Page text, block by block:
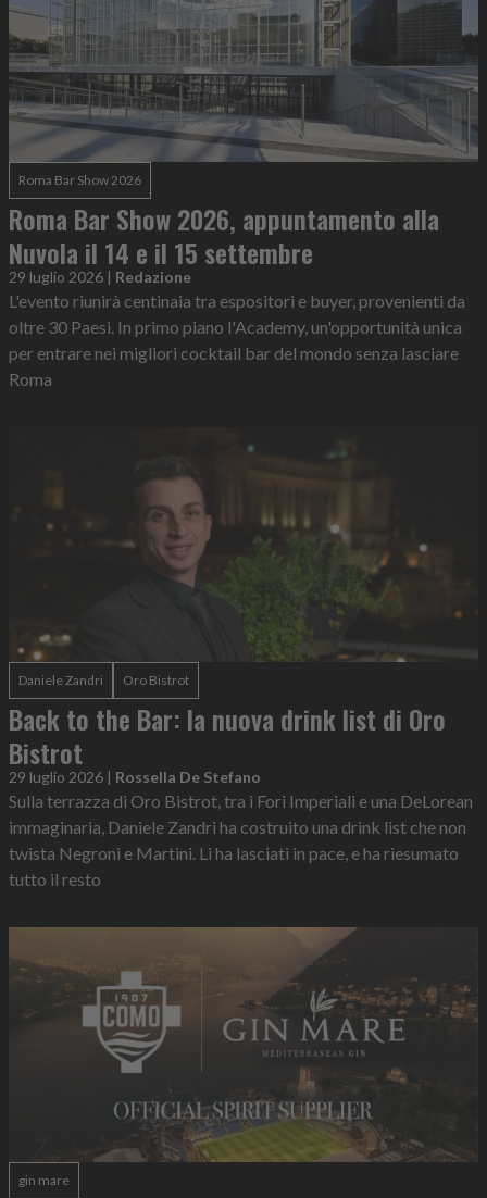
Roma Bar Show 2026
Roma Bar Show 2026, appuntamento alla
Nuvola il 14 e il 15 settembre
29 luglio 2026 | Redazione
L'evento riunirà centinaia tra espositori e buyer, provenienti da
oltre 30 Paesi. In primo piano l'Academy, un'opportunità unica
per entrare nei migliori cocktail bar del mondo senza lasciare
Roma
Daniele Zandri Oro Bistrot
Back to the Bar: la nuova drink list di Oro
Bistrot
29 luglio 2026 | Rossella De Stefano
Sulla terrazza di Oro Bistrot, tra i Fori Imperiali e una DeLorean
immaginaria, Daniele Zandri ha costruito una drink list che non
twista Negroni e Martini. Li ha lasciati in pace, e ha riesumato
tutto il resto
gin mare